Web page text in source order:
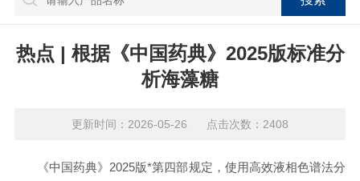
热点 | 根据《中国药典》2025版标准分
析海藻糖
更新时间：2026-05-26 点击次数：2408
《中国药典》2025版*第四部规定，使用高效液相色谱法分